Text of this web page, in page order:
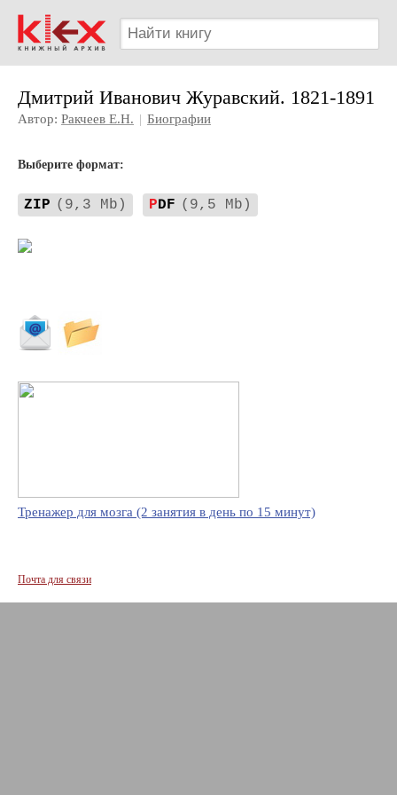
Дмитрий Иванович Журавский. 1821-1891
Автор: Ракчеев Е.Н. | Биографии
Выберите формат:
ZIP (9,3 Mb) PDF (9,5 Mb)
Тренажер для мозга (2 занятия в день по 15 минут)
Почта для связи